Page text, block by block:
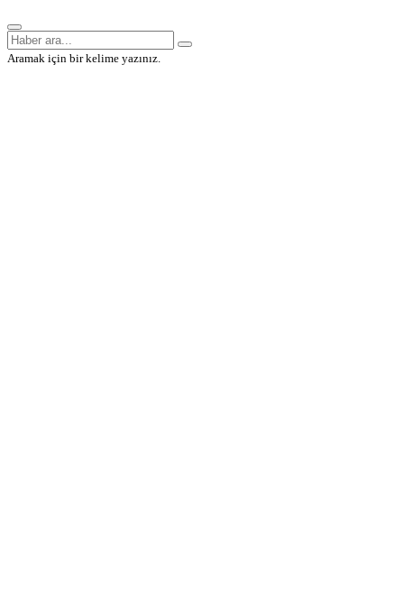
Aramak için bir kelime yazınız.